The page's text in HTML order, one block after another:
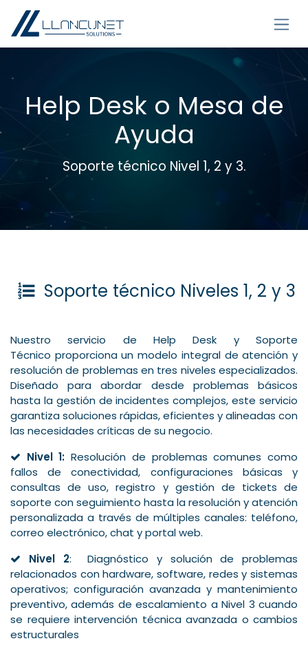
Help Desk o Mesa de
Ayuda
Soporte técnico Nivel 1, 2 y 3.
Soporte técnico Niveles 1, 2 y 3
Nuestro servicio de Help Desk y Soporte
Técnico proporciona un modelo integral de atención y
resolución de problemas en tres niveles especializados.
Diseñado para abordar desde problemas básicos
hasta la gestión de incidentes complejos, este servicio
garantiza soluciones rápidas, eficientes y alineadas con
las necesidades críticas de su negocio.
Nivel 1:Resolución de problemas comunes como
fallos de conectividad, configuraciones básicas y
consultas de uso, registro y gestión de tickets de
soporte con seguimiento hasta la resolución y atención
personalizada a través de múltiples canales: teléfono,
correo electrónico, chat y portal web.
Nivel 2: Diagnóstico y solución de problemas
relacionados con hardware, software, redes y sistemas
operativos; configuración avanzada y mantenimiento
preventivo, además de escalamiento a Nivel 3 cuando
se requiere intervención técnica avanzada o cambios
estructurales